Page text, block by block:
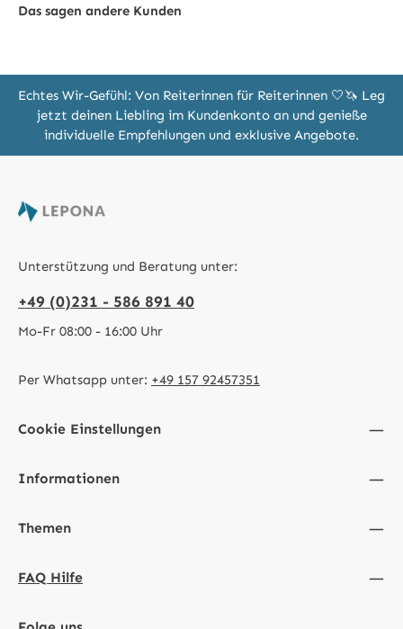
Das sagen andere Kunden
Echtes Wir-Gefühl: Von Reiterinnen für Reiterinnen 🤍🦄 Leg
jetzt deinen Liebling im Kundenkonto an und genieße
individuelle Empfehlungen und exklusive Angebote.
Unterstützung und Beratung unter:
+49 (0)231 - 586 891 40
Mo-Fr 08:00 - 16:00 Uhr
Per Whatsapp unter: +49 157 92457351
Cookie Einstellungen
Informationen
Themen
FAQ Hilfe